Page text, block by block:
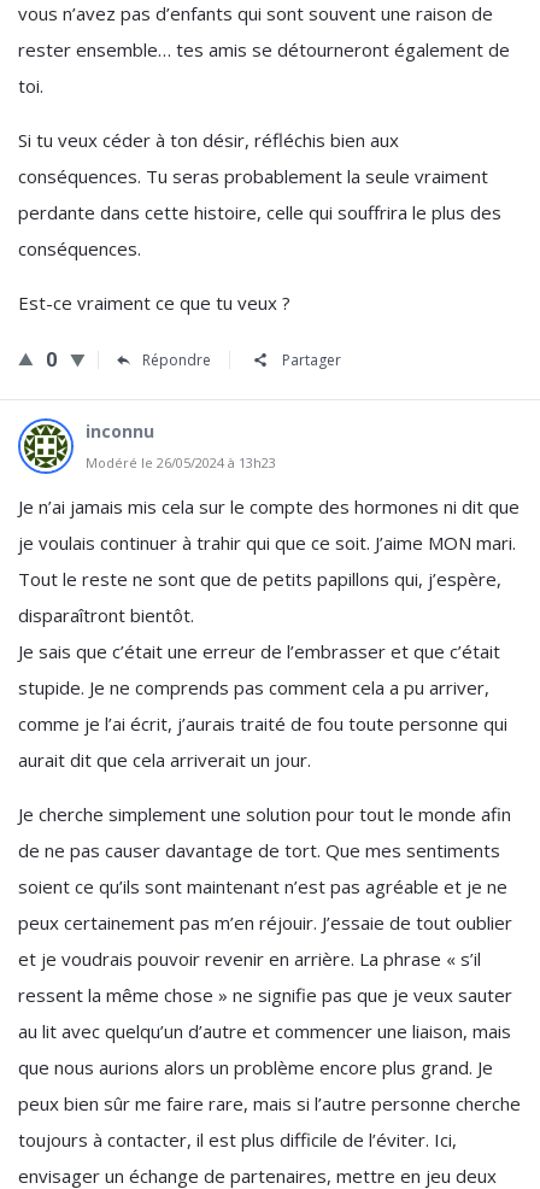
vous n’avez pas d’enfants qui sont souvent une raison de
rester ensemble… tes amis se détourneront également de
toi.
Si tu veux céder à ton désir, réfléchis bien aux
conséquences. Tu seras probablement la seule vraiment
perdante dans cette histoire, celle qui souffrira le plus des
conséquences.
Est-ce vraiment ce que tu veux ?
0 Répondre Partager
inconnu
Modéré le 26/05/2024 à 13h23
Je n’ai jamais mis cela sur le compte des hormones ni dit que
je voulais continuer à trahir qui que ce soit. J’aime MON mari.
Tout le reste ne sont que de petits papillons qui, j’espère,
disparaîtront bientôt.
Je sais que c’était une erreur de l’embrasser et que c’était
stupide. Je ne comprends pas comment cela a pu arriver,
comme je l’ai écrit, j’aurais traité de fou toute personne qui
aurait dit que cela arriverait un jour.
Je cherche simplement une solution pour tout le monde afin
de ne pas causer davantage de tort. Que mes sentiments
soient ce qu’ils sont maintenant n’est pas agréable et je ne
peux certainement pas m’en réjouir. J’essaie de tout oublier
et je voudrais pouvoir revenir en arrière. La phrase « s’il
ressent la même chose » ne signifie pas que je veux sauter
au lit avec quelqu’un d’autre et commencer une liaison, mais
que nous aurions alors un problème encore plus grand. Je
peux bien sûr me faire rare, mais si l’autre personne cherche
toujours à contacter, il est plus difficile de l’éviter. Ici,
envisager un échange de partenaires, mettre en jeu deux